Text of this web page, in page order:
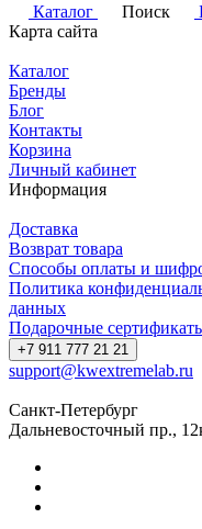
Каталог
Поиск
Карта сайта
Каталог
Бренды
Блог
Контакты
Корзина
Личный кабинет
Информация
Доставка
Возврат товара
Способы оплаты и
Политика
данных
Подарочные
+7 911 777 21 21
support@kwextremelab.ru
Санкт-Петербург
Дальневосточный пр.,